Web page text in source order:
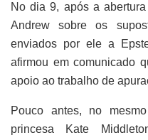
No dia 9, após a
Andrew sobre os
enviados por ele a
afirmou em comunicado
apoio ao trabalho de
Pouco antes, no
princesa Kate